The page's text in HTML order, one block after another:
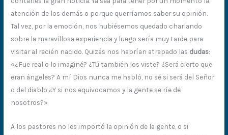
atención de los demás o porque querríamos saber su opinión.
Tal vez, por la emoción, nos hubiésemos quedado charlando
sobre la maravillosa experiencia y luego sería muy tarde para
visitar al recién nacido. Quizás nos habrían atrapado las dudas:
«¿Fue real o lo imaginé? ¿Tú también los viste? ¿Será cierto que
eran ángeles? A mí Dios nunca me habló, no sé si será del Señor
o del diablo ¿Y si nos equivocamos y la gente se ríe de
nosotros?»
A los pastores no les importó la opinión de la gente, o si